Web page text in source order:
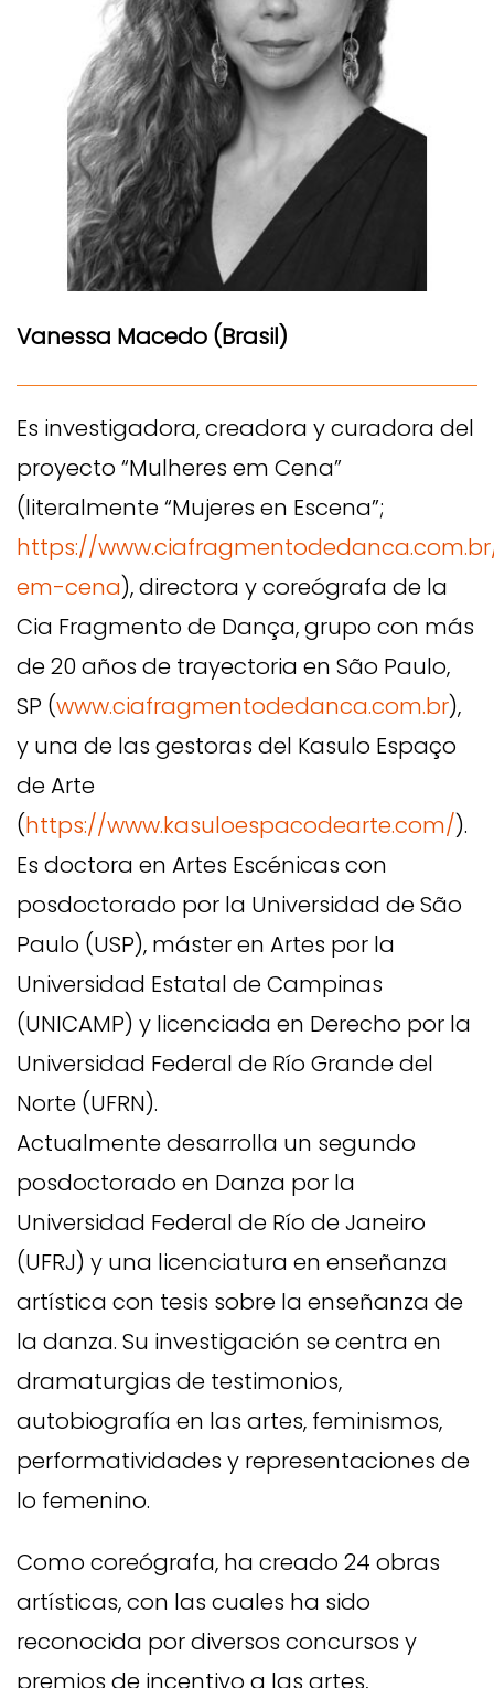
Vanessa Macedo (Brasil)
Es investigadora, creadora y curadora del
proyecto “Mulheres em Cena”
(literalmente “Mujeres en Escena”;
https://
em-cena), directora y coreógrafa de la
Cia Fragmento de Dança, grupo con más
de 20 años de trayectoria en São Paulo,
SP (www.ciafragmentodedanca.com.br),
y una de las gestoras del Kasulo Espaço
de Arte
(https://www.kasuloespacodearte.com/).
Es doctora en Artes Escénicas con
posdoctorado por la Universidad de São
Paulo (USP), máster en Artes por la
Universidad Estatal de Campinas
(UNICAMP) y licenciada en Derecho por la
Universidad Federal de Río Grande del
Norte (UFRN).
Actualmente desarrolla un segundo
posdoctorado en Danza por la
Universidad Federal de Río de Janeiro
(UFRJ) y una licenciatura en enseñanza
artística con tesis sobre la enseñanza de
la danza. Su investigación se centra en
dramaturgias de testimonios,
autobiografía en las artes, feminismos,
performatividades y representaciones de
lo femenino.
Como coreógrafa, ha creado 24 obras
artísticas, con las cuales ha sido
reconocida por diversos concursos y
premios de incentivo a las artes,